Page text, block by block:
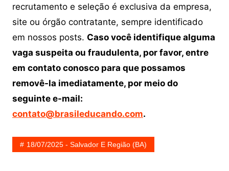
recrutamento e seleção é exclusiva da empresa,
site ou órgão contratante, sempre identificado
em nossos posts. Caso você identifique alguma
vaga suspeita ou fraudulenta, por favor, entre
em contato conosco para que possamos
removê-la imediatamente, por meio do
seguinte e-mail:
contato@brasileducando.com.
18/07/2025 - Salvador E Região (BA)